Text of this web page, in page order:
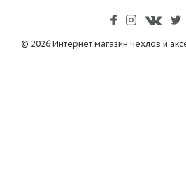
© 2026 Интернет магазин чехлов и